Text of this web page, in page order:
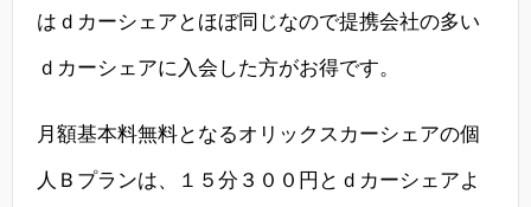
はｄカーシェアとほぼ同じなので提携会社の多い
ｄカーシェアに入会した方がお得です。
月額基本料無料となるオリックスカーシェアの個
人Ｂプランは、１５分３００円とｄカーシェアよ